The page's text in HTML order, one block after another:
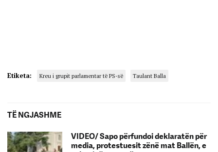
Etiketa: Kreu i grupit parlamentar të PS-së Taulant Balla
TË NGJASHME
VIDEO/ Sapo përfundoi deklaratën për
media, protestuesit zënë mat Ballën, e